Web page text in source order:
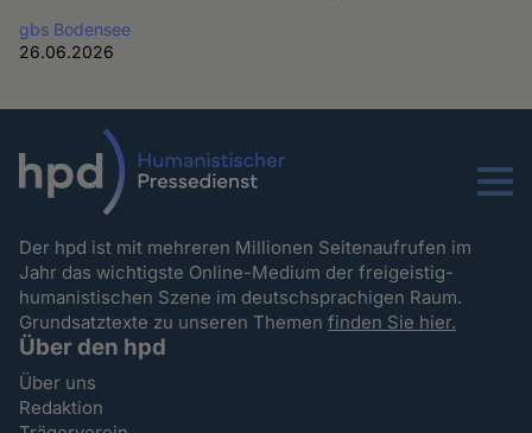
gbs Bodensee
26.06.2026
Menu
Der hpd ist mit mehreren Millionen Seitenaufrufen im
Jahr das wichtigste Online-Medium der freigeistig-
humanistischen Szene im deutschsprachigen Raum.
Grundsatztexte zu unseren Themenfinden Sie hier.
Über den hpd
Über uns
Redaktion